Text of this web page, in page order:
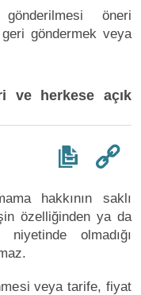
öneri
göndermek veya
ve herkese açık
hakkının saklı
özelliğinden ya da
olmadığı
veya tarife, fiyat